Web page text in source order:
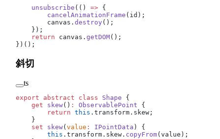
    unsubscribe
(() => {
        cancelAnimationFrame
(id);
        canvas.
destroy();
    });
    return
canvas. getDOM();
})();
斜切
ts
export abstract class Shape {
    get
skew() : ObservablePoint {
        return
this .transform.skew;
    }
    set
skew( value : IPointData ) {
        this
.transform.skew. copyFrom(value);